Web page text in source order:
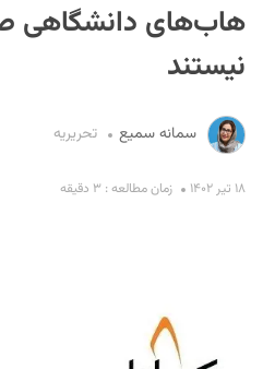
هاب‌های دانشگاهی
نیستند
سمانه سمیع تحریریه
۱۸ تیر ۱۴۰۲ زمان مطالعه : ۳ دقیقه